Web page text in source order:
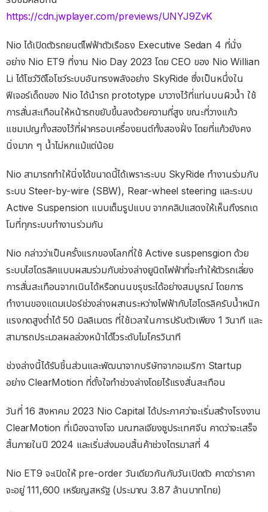
https://cdn.jwplayer.com/previews/UNYJ9ZvK
Nio ได้เปิดตัวรถยนต์ไฟฟ้าตัวเรือธง Executive Sedan 4 ที่นั่ง
อย่าง Nio ET9 ที่งาน Nio Day 2023 โดย CEO ของ Nio Willian
Li ได้โชว์วิดีโอโชว์ระบบอันทรงพลังอย่าง SkyRide ซึ่งเป็นหนึ่งใน
ฟีเจอร์เด็ดของ Nio ได้นำรถ prototype มาวางไว้ที่แท่นบนผิวน้ำ ใช้
การสั่นสะเทือนให้หน้ารถขยับขึ้นลงด้วยความถี่สูง ขณะที่วางแก้ว
แชมเปญทั้งสองไว้ที่ฝาครอบเครื่องยนต์ทั้งสองฝั่ง โดยที่แก้วยังคง
นิ่งมาก ๆ น้ำไม่หกแม้แต่น้อย
Nio สามารถทำให้นิ่งได้ขนาดนี้ได้เพราะระบบ SkyRide ทำงานร่วมกับ
ระบบ Steer-by-wire (SBW), Rear-wheel steering และระบบ
Active Suspension แบบเต็มรูปแบบ จากคลิปแสดงให้เห็นถึงรถเด
โมที่ทุกระบบทำงานร่วมกัน
Nio กล่าวว่าเป็นครั้งแรกของโลกที่ใช้ Active suspensgion ด้วย
ระบบไฮโดรลิคแบบผสมร่วมกับช่วงล่างยูนิตไฟฟ้าที่จะทำให้ตัวรถเลี่ยง
การสั่นสะเทือนจากเนินได้หรือถนนขรุขระได้อย่างสมบูรณ์ โดยการ
ทำงานของแดมเปอร์ช่วงล่างผสานระหว่างไฟฟ้ากับไฮโดรลิครับน้ำหนัก
แรงกดสูงต่ำได้ 50 มิลลิเมตร ที่ใช้เวลาในการปรับตัวเพียง 1 วินาที และ
สามารถประมวลผลล่วงหน้าได้ไวระดับไมโครวินาที
ช่วงล่างนี้ได้รับชิ้นส่วนและพัฒนาจากบริษัทจากอเมริกา Startup
อย่าง ClearMotion ที่ตั้งใจทำช่วงล่างโดยไร้แรงสั่นสะเทือน
วันที่ 16 สิงหาคม 2023 Nio Capital ได้ประกาศว่าจะเริ่มสร้างโรงงาน
ClearMotion ที่เมืองฉางโจว มณฑลเจียงซูประเทศจีน คาดว่าจะเสร็จ
สิ้นภายในปี 2024 และเริ่มส่งมอบสิ้นค้าช่วงไตรมาสที่ 4
Nio ET9 จะเปิดให้ pre-order วันเดียวกันกับวันเปิดตัว คาดว่าราคา
จะอยู่ 111,600 เหรียญสหรัฐ (ประมาณ 3.87 ล้านบาทไทย)